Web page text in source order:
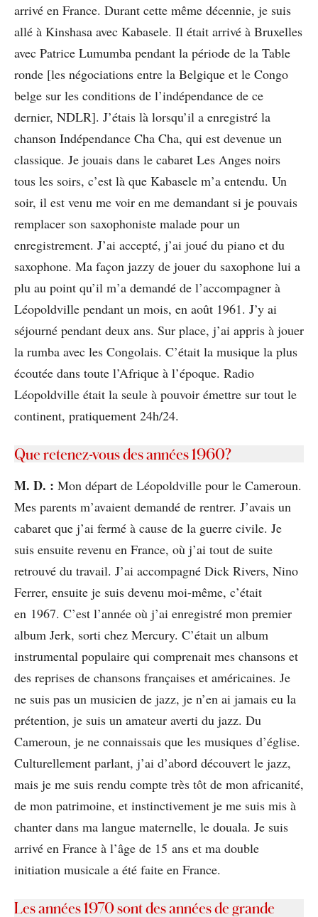
arrivé en France. Durant cette même décennie, je suis
allé à Kinshasa avec Kabasele. Il était arrivé à Bruxelles
avec Patrice Lumumba pendant la période de la Table
ronde [les négociations entre la Belgique et le Congo
belge sur les conditions de l’indépendance de ce
dernier, NDLR]. J’étais là lorsqu’il a enregistré la
chanson Indépendance Cha Cha, qui est devenue un
classique. Je jouais dans le cabaret Les Anges noirs
tous les soirs, c’est là que Kabasele m’a entendu. Un
soir, il est venu me voir en me demandant si je pouvais
remplacer son saxophoniste malade pour un
enregistrement. J’ai accepté, j’ai joué du piano et du
saxophone. Ma façon jazzy de jouer du saxophone lui a
plu au point qu’il m’a demandé de l’accompagner à
Léopoldville pendant un mois, en août 1961. J’y ai
séjourné pendant deux ans. Sur place, j’ai appris à jouer
la rumba avec les Congolais. C’était la musique la plus
écoutée dans toute l’Afrique à l’époque. Radio
Léopoldville était la seule à pouvoir émettre sur tout le
continent, pratiquement 24h/24.
Que retenez-vous des années 1960?
M. D. : Mon départ de Léopoldville pour le Cameroun.
Mes parents m’avaient demandé de rentrer. J’avais un
cabaret que j’ai fermé à cause de la guerre civile. Je
suis ensuite revenu en France, où j’ai tout de suite
retrouvé du travail. J’ai accompagné Dick Rivers, Nino
Ferrer, ensuite je suis devenu moi-même, c’était
en 1967. C’est l’année où j’ai enregistré mon premier
album Jerk, sorti chez Mercury. C’était un album
instrumental populaire qui comprenait mes chansons et
des reprises de chansons françaises et américaines. Je
ne suis pas un musicien de jazz, je n’en ai jamais eu la
prétention, je suis un amateur averti du jazz. Du
Cameroun, je ne connaissais que les musiques d’église.
Culturellement parlant, j’ai d’abord découvert le jazz,
mais je me suis rendu compte très tôt de mon africanité,
de mon patrimoine, et instinctivement je me suis mis à
chanter dans ma langue maternelle, le douala. Je suis
arrivé en France à l’âge de 15 ans et ma double
initiation musicale a été faite en France.
Les années 1970 sont des années de grande